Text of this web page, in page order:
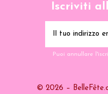
Iscriviti
Puoi annullare
© 2026 –